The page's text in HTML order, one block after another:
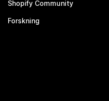
Shopify Community
Forskning